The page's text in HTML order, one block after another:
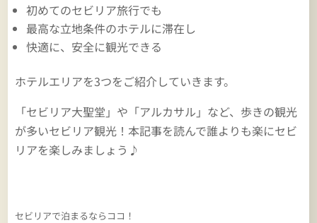
初めてのセビリア旅行でも
最高な立地条件のホテルに滞在し
快適に、安全に観光できる
ホテルエリアを3つをご紹介していきます。
「セビリア大聖堂」や「アルカサル」など、歩きの観光
が多いセビリア観光！本記事を読んで誰よりも楽にセビ
リアを楽しみましょう♪
セビリアで泊まるならココ！